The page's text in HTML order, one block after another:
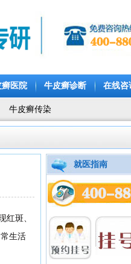
癣医院 牛皮癣诊断 在线咨
牛皮癣传染
斑、
生活
就医指南